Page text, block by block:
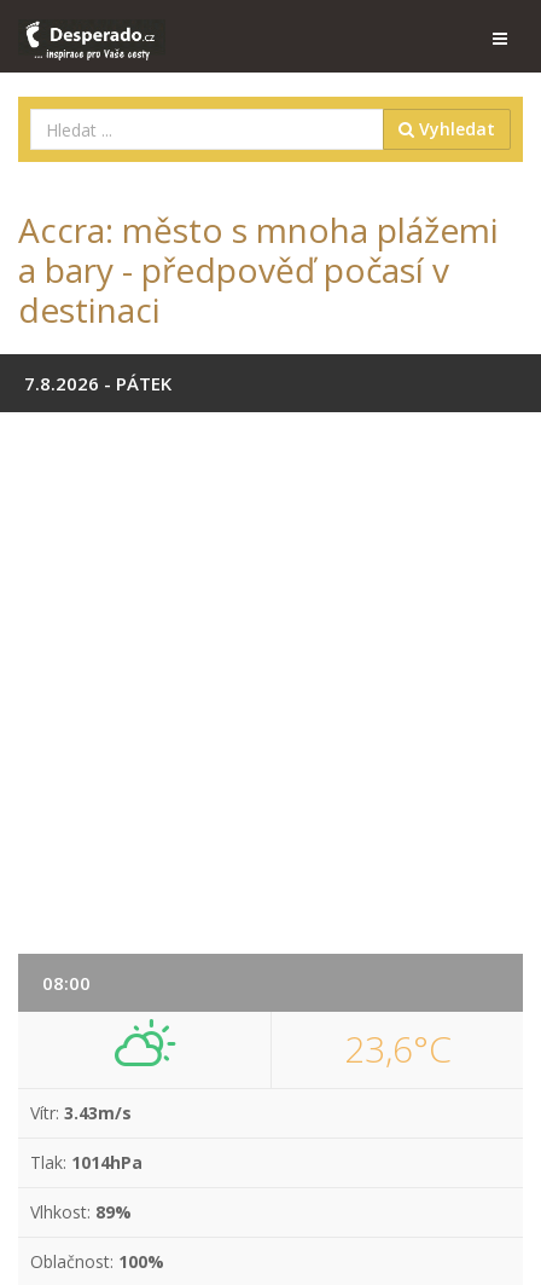
Vyhledat
Accra: město s mnoha plážemi
a bary - předpověď počasí v
destinaci
7.8.2026 - PÁTEK
08:00
23,6°C
Vítr: 3.43m/s
Tlak: 1014hPa
Vlhkost: 89%
Oblačnost: 100%